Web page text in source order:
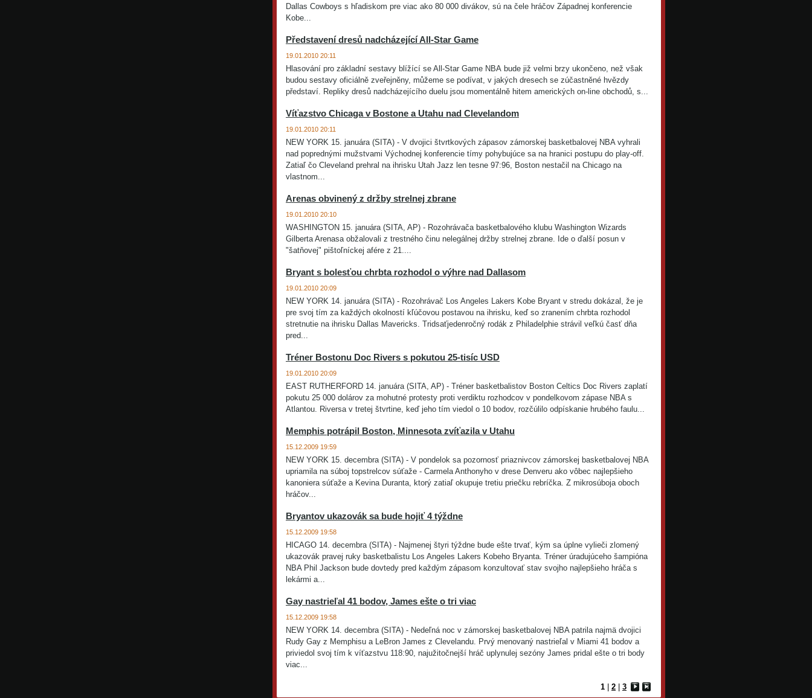
Dallas Cowboys s hľadiskom pre viac ako 80 000 divákov, sú na čele hráčov Západnej konferencie
Kobe...
Představení dresů nadcházející All-Star Game
19.01.2010 20:11
Hlasování pro základní sestavy blížící se All-Star Game NBA bude již velmi brzy ukončeno, než však
budou sestavy oficiálně zveřejněny, můžeme se podívat, v jakých dresech se zúčastněné hvězdy
představí. Repliky dresů nadcházejícího duelu jsou momentálně hitem amerických on-line obchodů, s...
Víťazstvo Chicaga v Bostone a Utahu nad Clevelandom
19.01.2010 20:11
NEW YORK 15. januára (SITA) - V dvojici štvrtkových zápasov zámorskej basketbalovej NBA vyhrali
nad poprednými mužstvami Východnej konferencie tímy pohybujúce sa na hranici postupu do play-off.
Zatiaľ čo Cleveland prehral na ihrisku Utah Jazz len tesne 97:96, Boston nestačil na Chicago na
vlastnom...
Arenas obvinený z držby strelnej zbrane
19.01.2010 20:10
WASHINGTON 15. januára (SITA, AP) - Rozohrávača basketbalového klubu Washington Wizards
Gilberta Arenasa obžalovali z trestného činu nelegálnej držby strelnej zbrane. Ide o ďalší posun v
"šatňovej" pištoľníckej afére z 21....
Bryant s bolesťou chrbta rozhodol o výhre nad Dallasom
19.01.2010 20:09
NEW YORK 14. januára (SITA) - Rozohrávač Los Angeles Lakers Kobe Bryant v stredu dokázal, že je
pre svoj tím za každých okolností kľúčovou postavou na ihrisku, keď so zranením chrbta rozhodol
stretnutie na ihrisku Dallas Mavericks. Tridsaťjedenročný rodák z Philadelphie strávil veľkú časť dňa
pred...
Tréner Bostonu Doc Rivers s pokutou 25-tisíc USD
19.01.2010 20:09
EAST RUTHERFORD 14. januára (SITA, AP) - Tréner basketbalistov Boston Celtics Doc Rivers zaplatí
pokutu 25 000 dolárov za mohutné protesty proti verdiktu rozhodcov v pondelkovom zápase NBA s
Atlantou. Riversa v tretej štvrtine, keď jeho tím viedol o 10 bodov, rozčúlilo odpískanie hrubého faulu...
Memphis potrápil Boston, Minnesota zvíťazila v Utahu
15.12.2009 19:59
NEW YORK 15. decembra (SITA) - V pondelok sa pozornosť priaznivcov zámorskej basketbalovej NBA
upriamila na súboj topstrelcov súťaže - Carmela Anthonyho v drese Denveru ako vôbec najlepšieho
kanoniera súťaže a Kevina Duranta, ktorý zatiaľ okupuje tretiu priečku rebríčka. Z mikrosúboja oboch
hráčov...
Bryantov ukazovák sa bude hojiť 4 týždne
15.12.2009 19:58
HICAGO 14. decembra (SITA) - Najmenej štyri týždne bude ešte trvať, kým sa úplne vylieči zlomený
ukazovák pravej ruky basketbalistu Los Angeles Lakers Kobeho Bryanta. Tréner úradujúceho šampióna
NBA Phil Jackson bude dovtedy pred každým zápasom konzultovať stav svojho najlepšieho hráča s
lekármi a...
Gay nastrieľal 41 bodov, James ešte o tri viac
15.12.2009 19:58
NEW YORK 14. decembra (SITA) - Nedeľná noc v zámorskej basketbalovej NBA patrila najmä dvojici
Rudy Gay z Memphisu a LeBron James z Clevelandu. Prvý menovaný nastrieľal v Miami 41 bodov a
priviedol svoj tím k víťazstvu 118:90, najužitočnejší hráč uplynulej sezóny James pridal ešte o tri body
viac...
1 2 3